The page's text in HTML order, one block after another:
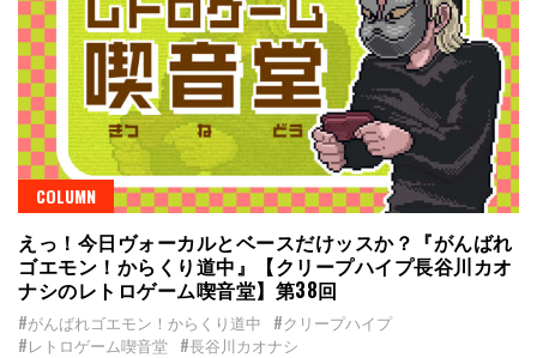
COLUMN
えっ！今日ヴォーカルとベースだけッスか？『がんばれ
ゴエモン！からくり道中』【クリープハイプ長谷川カオ
ナシのレトロゲーム喫音堂】第38回
#がんばれゴエモン！からくり道中 #クリープハイプ
#レトロゲーム喫音堂 #長谷川カオナシ